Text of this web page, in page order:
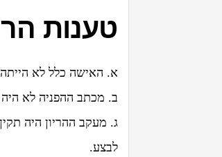
טענות
א. האישה כלל לא
ב. מכתב ההפניה לא
ג. מעקב ההריון היה
לבצע.